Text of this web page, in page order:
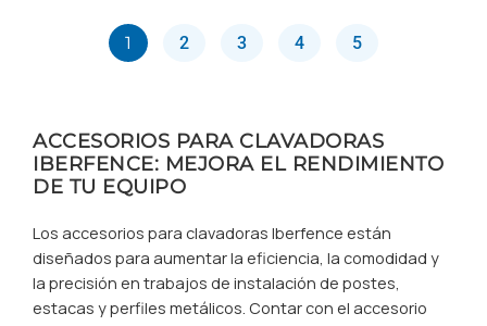
1 2 3 4 5
ACCESORIOS PARA CLAVADORAS
IBERFENCE: MEJORA EL RENDIMIENTO
DE TU EQUIPO
Los accesorios para clavadoras Iberfence están
diseñados para aumentar la eficiencia, la comodidad y
la precisión en trabajos de instalación de postes,
estacas y perfiles metálicos. Contar con el accesorio